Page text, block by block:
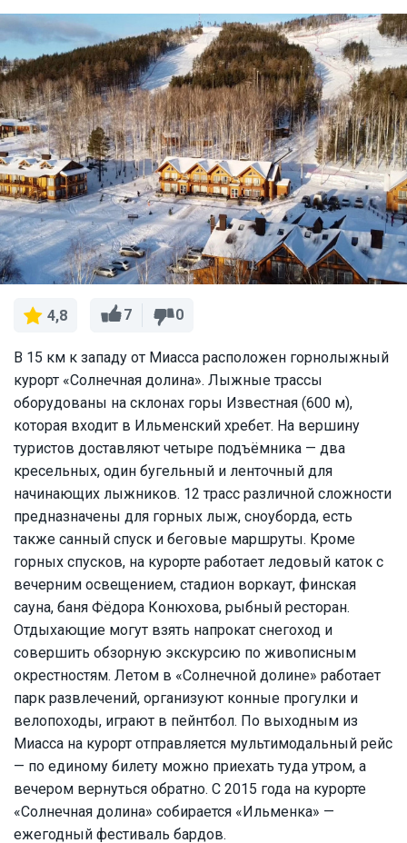
4,8 7 0
В 15 км к западу от Миасса расположен горнолыжный
курорт «Солнечная долина». Лыжные трассы
оборудованы на склонах горы Известная (600 м),
которая входит в Ильменский хребет. На вершину
туристов доставляют четыре подъёмника — два
кресельных, один бугельный и ленточный для
начинающих лыжников. 12 трасс различной сложности
предназначены для горных лыж, сноуборда, есть
также санный спуск и беговые маршруты. Кроме
горных спусков, на курорте работает ледовый каток с
вечерним освещением, стадион воркаут, финская
сауна, баня Фёдора Конюхова, рыбный ресторан.
Отдыхающие могут взять напрокат снегоход и
совершить обзорную экскурсию по живописным
окрестностям. Летом в «Солнечной долине» работает
парк развлечений, организуют конные прогулки и
велопоходы, играют в пейнтбол. По выходным из
Миасса на курорт отправляется мультимодальный рейс
— по единому билету можно приехать туда утром, а
вечером вернуться обратно. С 2015 года на курорте
«Солнечная долина» собирается «Ильменка» —
ежегодный фестиваль бардов.